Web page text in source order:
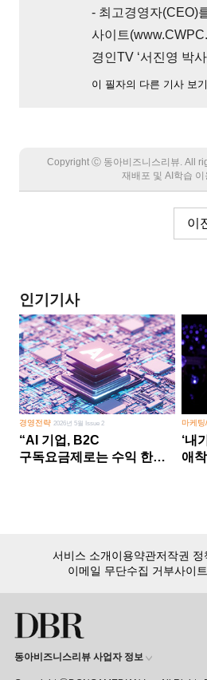
- 최고경영자(CEO)
사이트
경인TV ‘서진영 박
이 필자의 다른 기사 보기
Copyright Ⓒ 동아비즈니스리뷰. All
재배포 및 AI학습 이
이
인기기사
경영전략2026년 5월 Issue 2
“AI 기업, B2C
구독요금제로는 수익 한계
마케
‘내
애
서비스 소개이용약관저작권 정
이메일 무단수집 거부사이
동아비즈니스리뷰 사업자 정보